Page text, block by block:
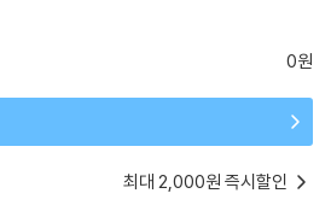
0원
최대 2,000원 즉시할인